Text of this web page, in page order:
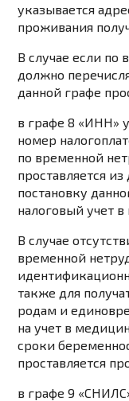
указывается
проживания
В случае если по
должно
данной графе
в графе 8 «ИНН»
номер
по временной
проставляется
постановку
налоговый учет в
В случае
временной
также для
родам и
на учет в
сроки
проставляется
в графе 9